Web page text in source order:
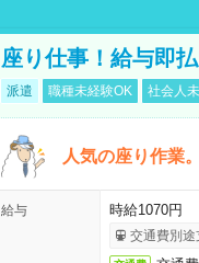
座り仕事！給与即
派遣 職種未経験OK 社会人
人気の座り作業
給与 時給1070円
交通費別途